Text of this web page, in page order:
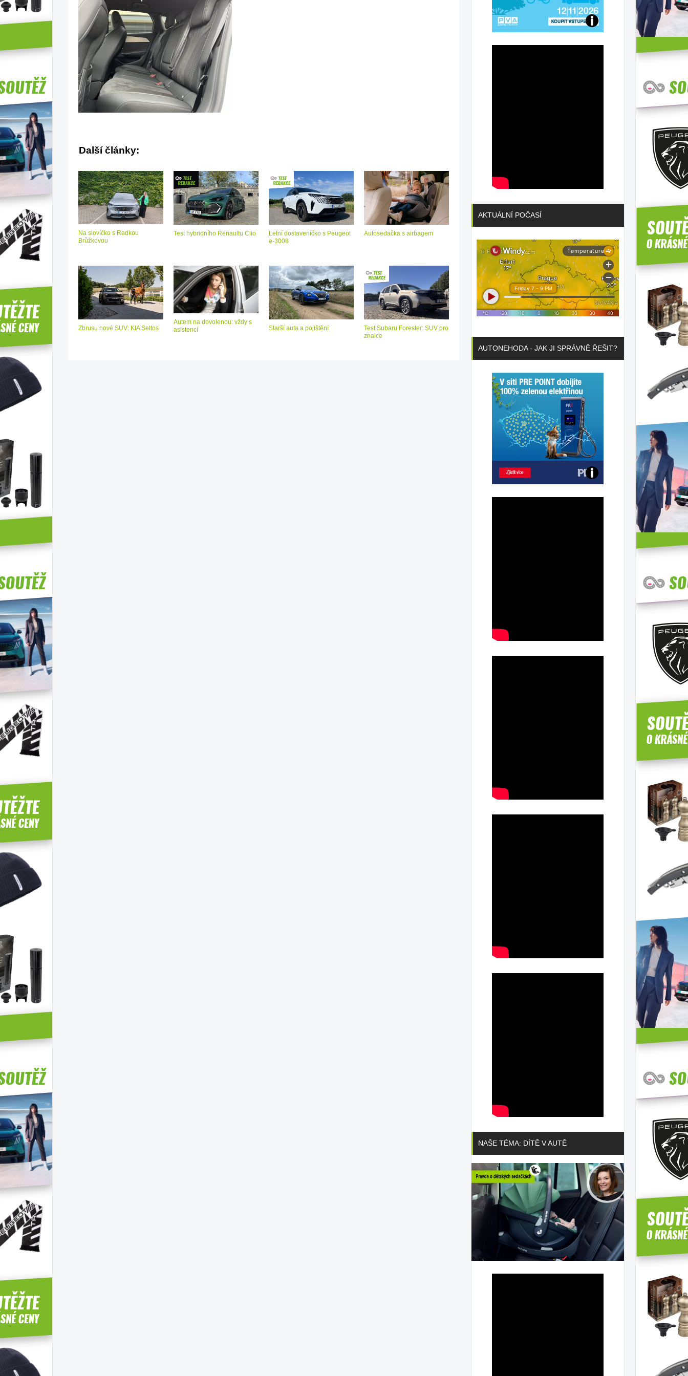
Další články:
Na slovíčko s Radkou
Brůžkovou
Test hybridního Renaultu Clio
Letní dostaveníčko s Peugeot
e-3008
Autosedačka s airbagem
Zbrusu nové SUV: KIA Seltos
Autem na dovolenou: vždy s
asistencí
Starší auta a pojištění
Test Subaru Forester: SUV pro
znalce
Přijďte
AKTUÁLNÍ POČASÍ
AUTONEHODA - JAK JI SPRÁVNĚ ŘEŠIT?
Poznejte
NAŠE TÉMA: DÍTĚ V AUTĚ